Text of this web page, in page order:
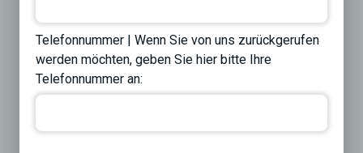
Telefonnummer | Wenn Sie von uns zurückgerufen
werden möchten, geben Sie hier bitte Ihre
Telefonnummer an: